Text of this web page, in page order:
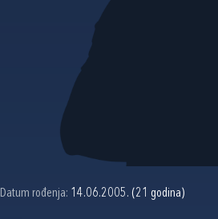
Datum rođenja: 14.06.2005. (21 godina)